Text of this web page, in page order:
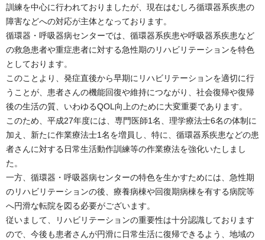
訓練を中心に行われておりましたが、現在はむしろ循環器系疾患の
障害などへの対応が主体となっております。
循環器・呼吸器病センターでは、循環器系疾患や呼吸器系疾患など
の救急患者や重症患者に対する急性期のリハビリテーションを特色
としております。
このことより、発症直後から早期にリハビリテーションを適切に行
うことが、患者さんの機能回復や維持につながり、社会復帰や復帰
後の生活の質、いわゆるQOL向上のために大変重要であります。
このため、平成27年度には、専門医師1名、理学療法士6名の体制に
加え、新たに作業療法士1名を増員し、特に、循環器系疾患などの患
者さんに対する日常生活動作訓練等の作業療法を強化いたしまし
た。
一方、循環器・呼吸器病センターの特色を生かすためには、急性期
のリハビリテーションの後、療養病棟や回復期病棟を有する病院等
へ円滑な転院を図る必要がございます。
従いまして、リハビリテーションの重要性は十分認識しております
ので、今後も患者さんが円滑に日常生活に復帰できるよう、地域の